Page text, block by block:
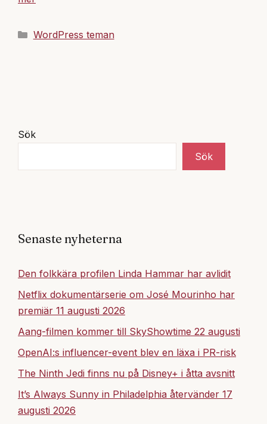
Kategorier
WordPress teman
Sök
Sök
Senaste nyheterna
Den folkkära profilen Linda Hammar har avlidit
Netflix dokumentärserie om José Mourinho har
premiär 11 augusti 2026
Aang-filmen kommer till SkyShowtime 22 augusti
OpenAI:s influencer-event blev en läxa i PR-risk
The Ninth Jedi finns nu på Disney+ i åtta avsnitt
It’s Always Sunny in Philadelphia återvänder 17
augusti 2026